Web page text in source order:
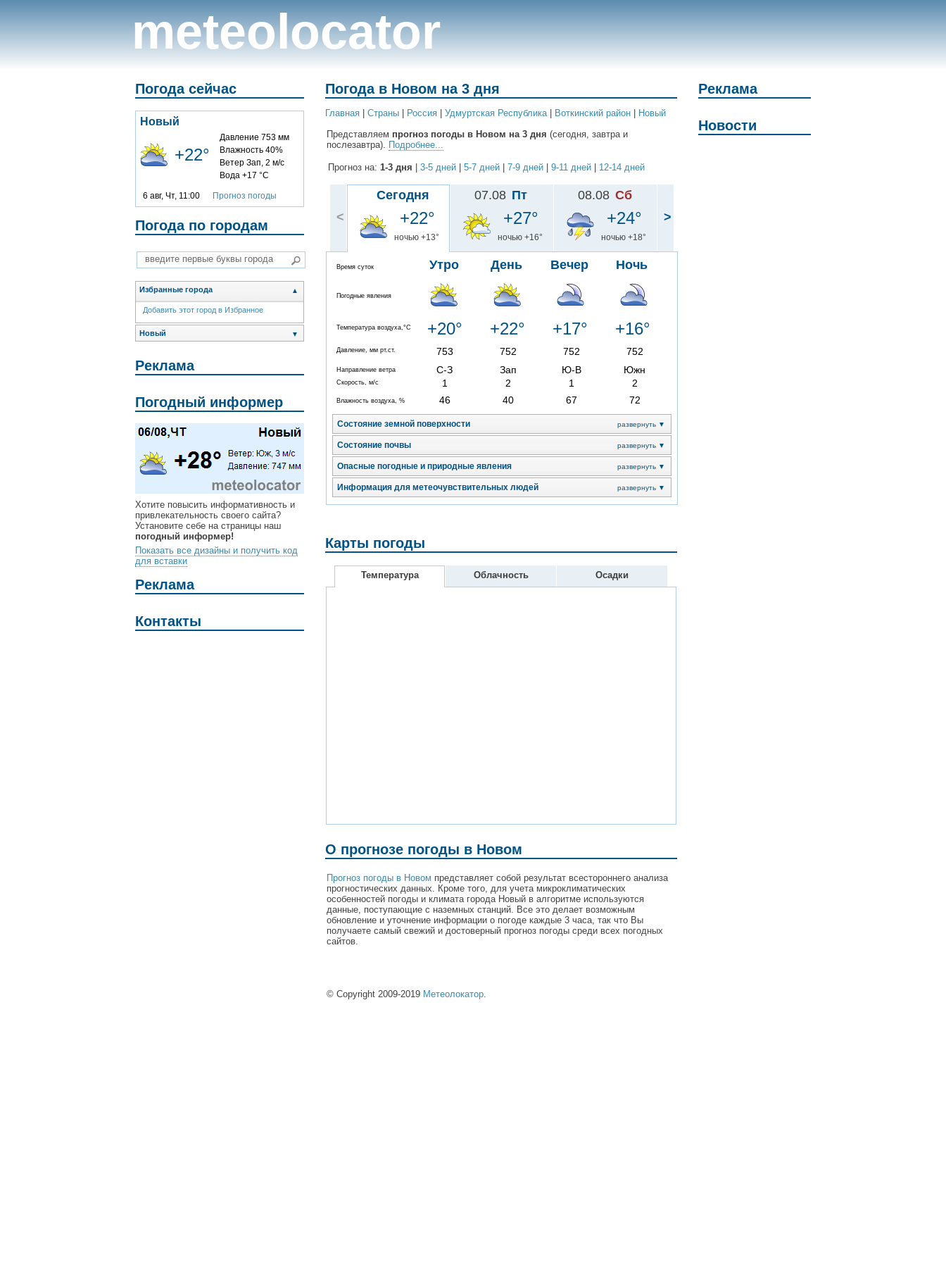
meteolocator
Погода сейчас
Новый
+22°
Давление 753 мм
Влажность 40%
Ветер Зап, 2 м/с
Вода +17 °C
6 авг, Чт, 11:00 Прогноз погоды
Погода по городам
Избранные города ▲
Добавить этот город в Избранное
Новый ▼
Реклама
Погодный информер
Хотите повысить информативность и
привлекательность своего сайта?
Установите себе на страницы наш
погодный информер!
Показать все дизайны и получить код
для вставки
Реклама
Контакты
Погода в Новом на 3 дня
Главная Cтраны Россия Удмуртская Республика| Воткинский район
Новый
Представляем прогноз погоды в Новом на 3 дня (сегодня, завтра и
послезавтра). Подробнее...
Прогноз на: 1-3 дня 3-5 дней 5-7 дней 7-9 дней 9-11 дней 12-14 дней
<
Сегодня
+22°
ночью +13°
Время суток Утро День Вечер Ночь
Погодные явления
Температура воздуха,°C +20° +22° +17° +16°
Давление, мм рт.ст. 753 752 752 752
Направление ветра С-З Зап Ю-В Южн
Скорость, м/с 1 2 1 2
Влажность воздуха, % 46 40 67 72
Состояние земной поверхности развернуть ▼
Состояние почвы развернуть ▼
Опасные погодные и природные явления развернуть ▼
Информация для метеочувствительных людей развернуть ▼
07.08 Пт
+27°
ночью +16°
08.08 Сб
+24°
ночью +18°
>
Карты погоды
Температура Облачность Осадки
О прогнозе погоды в Новом
Прогноз погоды в Новом представляет собой результат всестороннего анализа
прогностических данных. Кроме того, для учета микроклиматических
особенностей погоды и климата города Новый в алгоритме используются
данные, поступающие с наземных станций. Все это делает возможным
обновление и уточнение информации о погоде каждые 3 часа, так что Вы
получаете самый свежий и достоверный прогноз погоды среди всех погодных
сайтов.
© Copyright 2009-2019 Метеолокатор
Реклама
Новости